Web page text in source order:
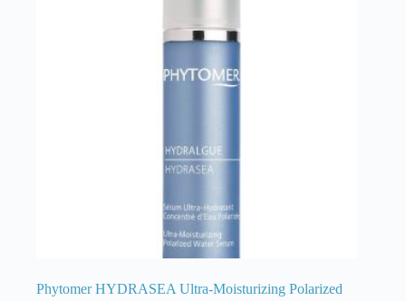
Phytomer HYDRASEA Ultra-Moisturizing Polarized